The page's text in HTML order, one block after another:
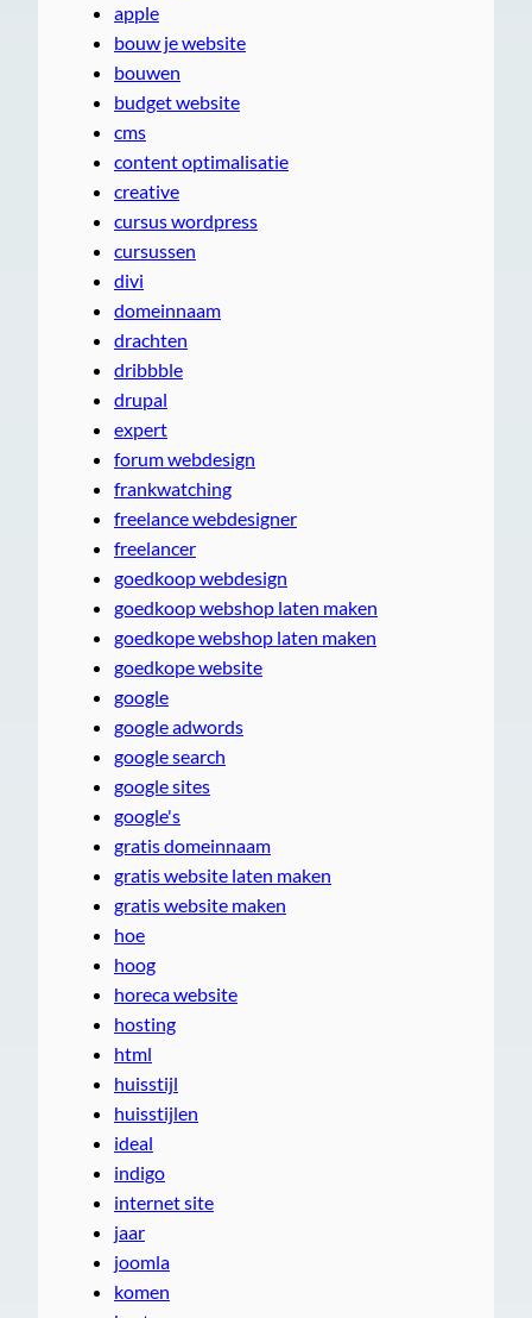
apple
bouw je website
bouwen
budget website
cms
content optimalisatie
creative
cursus wordpress
cursussen
divi
domeinnaam
drachten
dribbble
drupal
expert
forum webdesign
frankwatching
freelance webdesigner
freelancer
goedkoop webdesign
goedkoop webshop laten maken
goedkope webshop laten maken
goedkope website
google
google adwords
google search
google sites
google's
gratis domeinnaam
gratis website laten maken
gratis website maken
hoe
hoog
horeca website
hosting
html
huisstijl
huisstijlen
ideal
indigo
internet site
jaar
joomla
komen